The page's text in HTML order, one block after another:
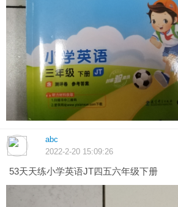
abc
2022-2-20 15:09:26
53天天练小学英语JT四五六年级下册